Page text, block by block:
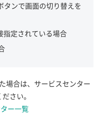
タンで画面の切り替えを
指定されている場合
場合は、サービスセンター
さい。
ー一覧